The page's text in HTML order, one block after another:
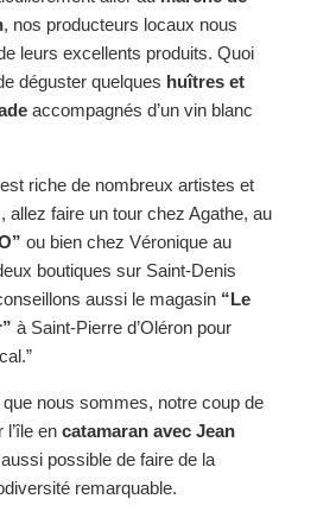
, nos producteurs locaux nous
leurs excellents produits. Quoi
déguster quelques huîtres et
accompagnés d’un vin blanc
riche de nombreux artistes et
allez faire un tour chez Agathe, au
ou bien chez Véronique au
boutiques sur Saint-Denis
aussi le magasin “Le
à Saint-Pierre d’Oléron pour
nous sommes, notre coup de
en catamaran avec Jean
possible de faire de la
remarquable.